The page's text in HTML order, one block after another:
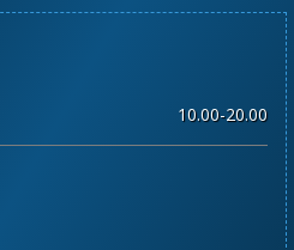
10.00-20.00